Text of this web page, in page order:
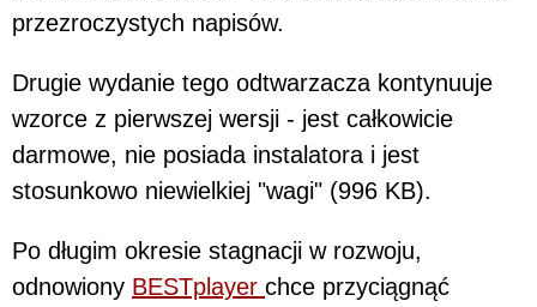
przezroczystych napisów.
Drugie wydanie tego odtwarzacza kontynuuje
wzorce z pierwszej wersji - jest całkowicie
darmowe, nie posiada instalatora i jest
stosunkowo niewielkiej "wagi" (996 KB).
Po długim okresie stagnacji w rozwoju,
odnowiony BESTplayer chce przyciągnąć